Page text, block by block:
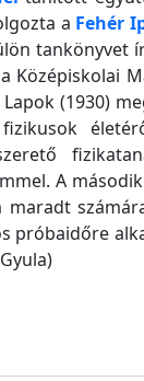
a Fehér
tankönyvet
Középiskolai
(1930)
A
próbaidőre